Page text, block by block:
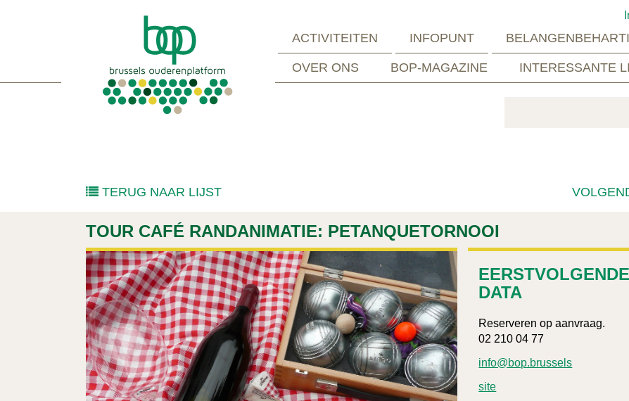
ACTIVITEITEN INFOPUNT
OVER ONS BOP-MAGAZINE INTERESSANTE
TERUG NAAR LIJST
TOUR CAFÉ RANDANIMATIE: PETANQUETORNOOI
EERSTVOLGENDE
DATA
Reserveren op aanvraag.
02 210 04 77
info@bop.brussels
site